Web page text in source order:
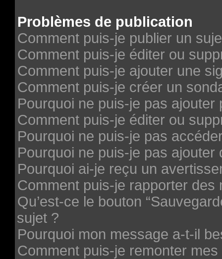
Problèmes de publication
Comment puis-je publier un
Comment puis-je éditer ou
Comment puis-je ajouter une
Comment puis-je créer un
Pourquoi ne puis-je pas ajouter
Comment puis-je éditer ou
Pourquoi ne puis-je pas
Pourquoi ne puis-je pas ajouter
Pourquoi ai-je reçu un
Comment puis-je rapporter
Qu’est-ce le bouton
sujet ?
Pourquoi mon message a-t-il
Comment puis-je remonter